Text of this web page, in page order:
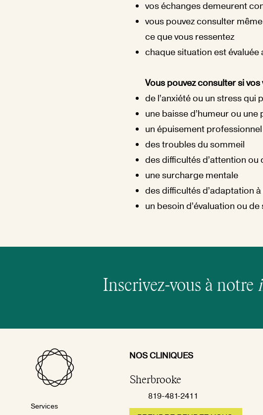
vos échanges demeurent
vous pouvez consulter
ce que vous ressentez
chaque situation est évaluée
Vous pouvez consulter si
de l’anxiété ou un stress qui
une baisse d’humeur ou une
un épuisement
des troubles du sommeil
des difficultés d’attention
une surcharge mentale
des difficultés d’adaptation
un besoin d’évaluation ou
Inscrivez-vous à notre
Services
NOS CLINIQUES
Sherbrooke
819-481-2411